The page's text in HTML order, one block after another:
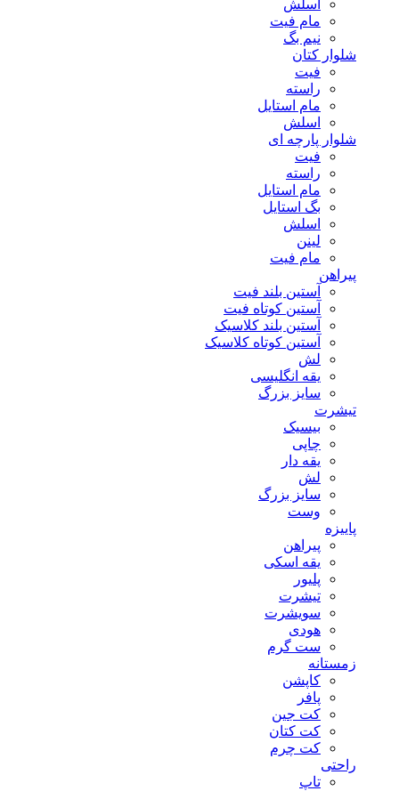
اسلش
مام فیت
نیم بگ
شلوار کتان
فیت
راسته
مام استایل
اسلش
شلوار پارچه ای
فیت
راسته
مام استایل
بگ استایل
اسلش
لینن
مام فیت
پیراهن
آستین بلند فیت
آستین کوتاه فیت
آستین بلند کلاسیک
آستین کوتاه کلاسیک
لش
یقه انگلیسی
سایز بزرگ
تیشرت
بیسیک
چاپی
یقه دار
لش
سایز بزرگ
وست
پاییزه
پیراهن
یقه اسکی
پلیور
تیشرت
سویشرت
هودی
ست گرم
زمستانه
کاپشن
پافر
کت جین
کت کتان
کت چرم
راحتی
تاپ